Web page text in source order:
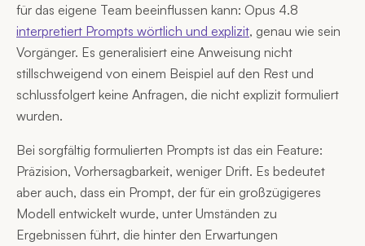
für das eigene Team beeinflussen kann: Opus 4.8
interpretiert Prompts wörtlich und explizit, genau wie sein
Vorgänger. Es generalisiert eine Anweisung nicht
stillschweigend von einem Beispiel auf den Rest und
schlussfolgert keine Anfragen, die nicht explizit formuliert
wurden.
Bei sorgfältig formulierten Prompts ist das ein Feature:
Präzision, Vorhersagbarkeit, weniger Drift. Es bedeutet
aber auch, dass ein Prompt, der für ein großzügigeres
Modell entwickelt wurde, unter Umständen zu
Ergebnissen führt, die hinter den Erwartungen